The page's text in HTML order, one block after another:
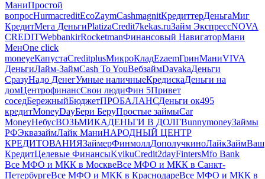
МаниПростой
вопросHurmacreditEcoZaymCashmagnitКредиттерДеньгаМиг
КредитМега ДеньгиPlatizaCredit7kekas.ruЗайм ЭкспрессNOVA
CREDITWebbankirRocketmanФинансовый НавигаторМани
МенOne click
moneyеКапустаCreditplusМикроКладEzaemГринМаниVIVA
ДеньгиЛайм‑ЗаймCash To YouВебзаймDavakaДеньги
СразуНадо ДенегУмные наличныеКредискаДеньги на
домЦентрофинансСвои людиФин 5Привет
соседБережныйБюджетПРОБАЛАНСДеньги ок495
кредитMoneyDayБери БеруПростые займыCar
MoneyНебусВОЗЬМИКАДЕНЬГИ В ДОЛГBunnymoneyЗаймы
РФЭквазаймЛайк МаниНАРОДНЫЙ ЦЕНТР
КРЕДИТОВАНИЯЗаймерФинмоллДополучкиноЛайкЗаймВаш
КредитЦелевые ФинансыKvikuCredit2dayFintersMfo Bank
Все МФО и МКК в МосквеВсе МФО и МКК в Санкт-
ПетербургеВсе МФО и МКК в КраснодареВсе МФО и МКК в